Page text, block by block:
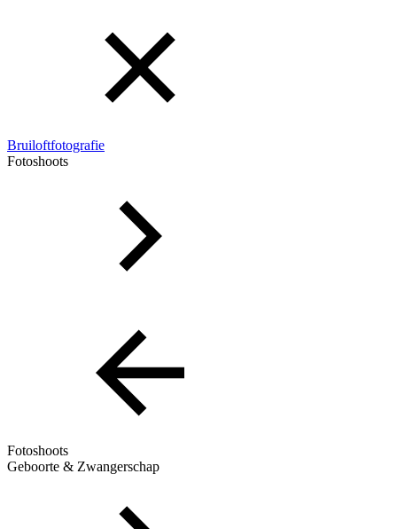
Bruiloftfotografie
Fotoshoots
Fotoshoots
Geboorte & Zwangerschap